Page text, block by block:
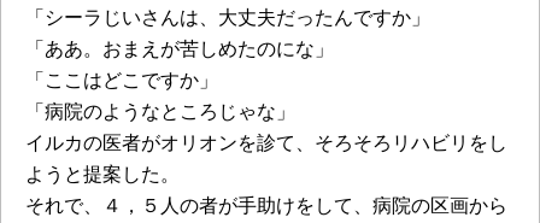
「シーラじいさんは、大丈夫だったんですか」
「ああ。おまえが苦しめたのにな」
「ここはどこですか」
「病院のようなところじゃな」
イルカの医者がオリオンを診て、そろそろリハビリをし
ようと提案した。
それで、４，５人の者が手助けをして、病院の区画から